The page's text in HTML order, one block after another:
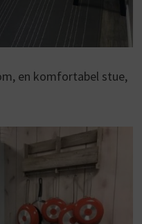
en komfortabel stue,